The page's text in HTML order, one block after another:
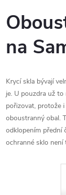
na
Krycí skla bývají
je. U pouzdra už
pořizovat, protože
oboustranný obal.
odklopením přední
ochranné sklo není